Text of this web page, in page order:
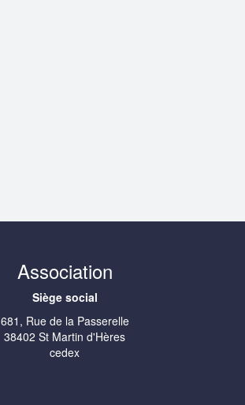
Association
Siège social
681, Rue de la Passerelle
38402 St Martin d'Hères
cedex